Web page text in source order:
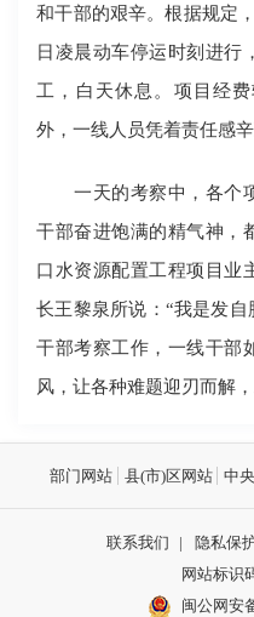
和干部的艰辛。根据规定
日凌晨动车停运时刻进行
工，白天休息。项目经
外，一线人员凭着责任感
一天的考察中，各个项
干部奋进饱满的精气神，
口水资源配置工程项目业
长王黎泉所说：“我是发
干部考察工作，一线干部
风，让各种难题迎刃而解
部门网站 县(市)区网站 中
联系我们 | 隐私保
网站标识
闽公网安